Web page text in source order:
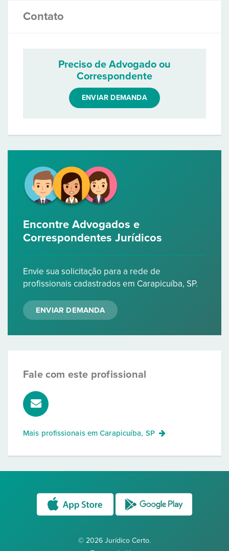
Contato
Preciso de Advogado ou
Correspondente
ENVIAR DEMANDA
Encontre Advogados e
Correspondentes Jurídicos
Envie sua solicitação para a rede de
profissionais cadastrados em Carapicuíba, SP.
ENVIAR DEMANDA
Fale com este profissional
Mais profissionais emCarapicuíba, SP
© 2026 Jurídico Certo.